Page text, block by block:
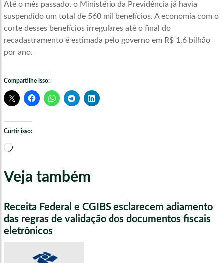
Até o mês passado, o Ministério da Previdência já havia
suspendido um total de 560 mil benefícios. A economia com o
corte desses benefícios irregulares até o final do
recadastramento é estimada pelo governo em R$ 1,6 bilhão
por ano.
Compartilhe isso:
Curtir isso:
Carregando...
Veja também
Receita Federal e CGIBS esclarecem adiamento
das regras de validação dos documentos fiscais
eletrônicos